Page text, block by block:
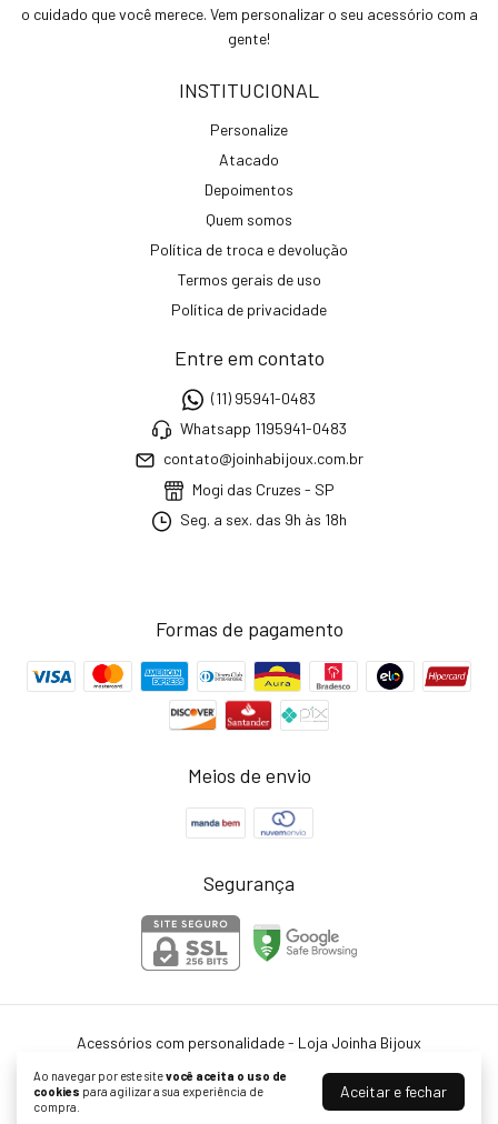
Ao navegar por este sitevocê aceita o uso de
cookies para agilizar a sua experiência de
compra.
Aceitar e fechar
o cuidado que você merece. Vem personalizar o seu acessório com a
gente!
INSTITUCIONAL
Personalize
Atacado
Depoimentos
Quem somos
Política de troca e devolução
Termos gerais de uso
Política de privacidade
Entre em contato
(11) 95941-0483
Whatsapp 1195941-0483
contato@joinhabijoux.com.br
Mogi das Cruzes - SP
Seg. a sex. das 9h às 18h
Formas de pagamento
Meios de envio
Segurança
Acessórios com personalidade - Loja Joinha Bijoux